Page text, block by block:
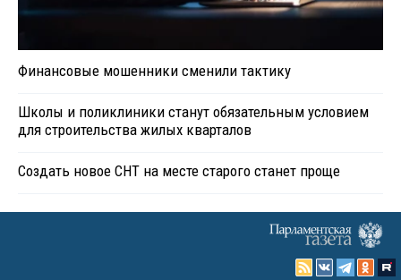
Финансовые мошенники сменили тактику
Школы и поликлиники станут обязательным условием
для строительства жилых кварталов
Создать новое СНТ на месте старого станет проще